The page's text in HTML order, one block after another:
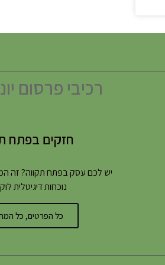
רכיבי פרסום יוני-
חזקים בפתח
יש לכם עסק בפתח תקווה? זה
נוכחות דיגיטלית
כל הפרטים, כל